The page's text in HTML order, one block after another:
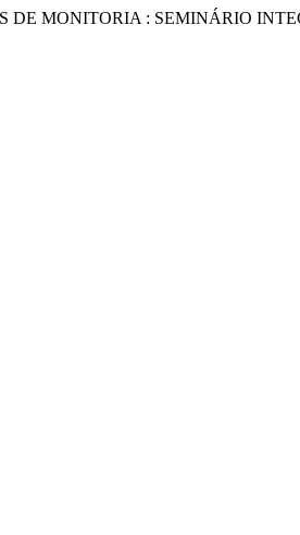
DE MONITORIA : SEMINÁRIO